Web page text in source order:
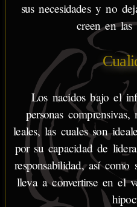
sus necesidades y no
creen en las
Los nacidos bajo el
personas comprensivas,
leales, las cuales son
por su capacidad de
responsabilidad, así
lleva a convertirse en el